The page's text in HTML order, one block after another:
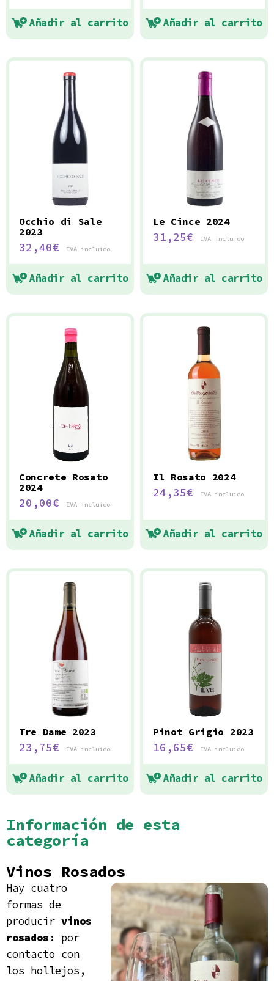
Añadir al carrito Añadir al carrito
Occhio di Sale
2023
32,40€ IVA incluido
Añadir al carrito
Le Cince 2024
31,25€ IVA incluido
Añadir al carrito
Concrete Rosato
2024
20,00€ IVA incluido
Añadir al carrito
Il Rosato 2024
24,35€ IVA incluido
Añadir al carrito
Tre Dame 2023
23,75€ IVA incluido
Añadir al carrito
Pinot Grigio 2023
16,65€ IVA incluido
Añadir al carrito
Información de esta
categoría
Vinos Rosados
Hay cuatro
formas de
producir vinos
rosados : por
contacto con
los hollejos,